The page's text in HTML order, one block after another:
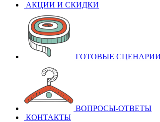
АКЦИИ И СКИДКИ
ГОТОВЫЕ СЦЕНАРИИ
ВОПРОСЫ-ОТВЕТЫ
КОНТАКТЫ